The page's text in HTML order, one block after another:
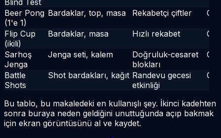
Blind Test
Beer Pong
(1'e 1)
Bardaklar, top, masa Rekabetçi çiftler
Flip Cup
(ikili)
Bardaklar, masa Hızlı rekabet
Sarhoş
Jenga
Jenga seti, kalem
Doğruluk-cesaret
blokları
Battle
Shots
Shot bardakları, kağıt Randevu gecesi
etkinliği
Bu tablo, bu makaledeki en kullanışlı şey. İkinci kadehten
sonra buraya neden geldiğini unuttuğunda açıp bakmak
için ekran görüntüsünü al ve kaydet.